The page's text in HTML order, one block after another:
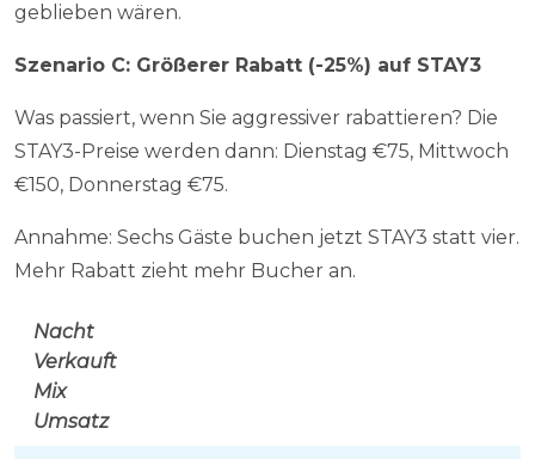
geblieben wären.
Szenario C: Größerer Rabatt (-25%) auf STAY3
Was passiert, wenn Sie aggressiver rabattieren? Die
STAY3-Preise werden dann: Dienstag €75, Mittwoch
€150, Donnerstag €75.
Annahme: Sechs Gäste buchen jetzt STAY3 statt vier.
Mehr Rabatt zieht mehr Bucher an.
Nacht
Verkauft
Mix
Umsatz